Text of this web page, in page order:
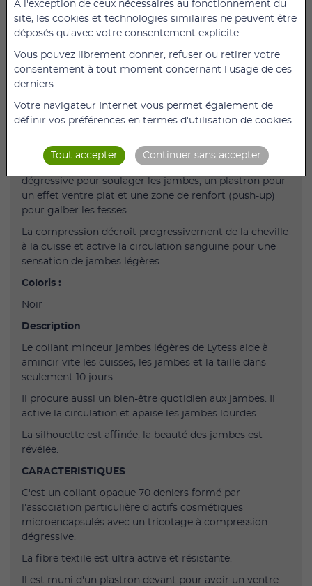
Pour les femmes qui ressentent un effet de jambes
lourdes ou fatiguées.
70 deniers.
Actions cosmétiques :
drainante/jambes légères (vigne rouge, extrait de petit
houx et algue rouge), amincissante (caféine et
de mangue et huile d’amande douce).
Action textile avec le tricotage à compression
dégressive pour soulager les jambes, un plastron pour
un effet ventre plat et une zone de renfort (push-up)
pour galber les fesses.
La compression décroît progressivement de la cheville
à la cuisse et active la circulation sanguine pour une
sensation de jambes légères.
Coloris :
Noir
Description
Le collant minceur jambes légères de Lytess aide à
amincir vite les cuisses, les jambes et la taille dans
seulement 10 jours.
Il procure aussi un bien-être quotidien aux jambes. Il
active la circulation et apaise les jambes lourdes.
La silhouette est affinée, la beauté des jambes est
révélée.
CARACTERISTIQUES
C'est un collant opaque 70 deniers formé par
l'association particulière d'actifs cosmétiques
microencapsulés avec un tricotage à compression
dégressive.
La fibre textile est ultra active et résistante.
Il est muni d'un plastron devant pour avoir un ventre
A l'exception de ceux nécessaires au fonctionnement du
site, les cookies et technologies similaires ne peuvent être
déposés qu'avec votre consentement explicite.
Vous pouvez librement donner, refuser ou retirer votre
consentement à tout moment concernant l'usage de ces
derniers.
Votre navigateur Internet vous permet également de
définir vos préférences en termes d'utilisation de cookies.
Tout accepter Continuer sans accepter